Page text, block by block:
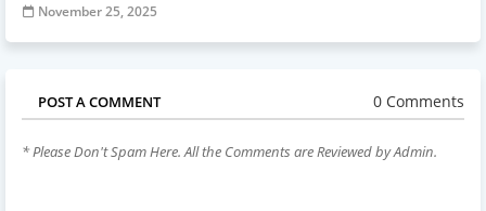
November 25, 2025
POST A COMMENT 0 Comments
* Please Don't Spam Here. All the Comments are Reviewed by Admin.